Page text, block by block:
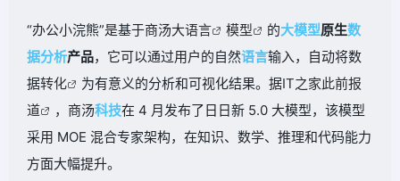
“办公小浣熊”是基于商汤大语言 模型 的大模型原生数
据分析产品，它可以通过用户的自然语言输入，自动将数
据转化 为有意义的分析和可视化结果。据IT之家此前报
道
，商汤科技在 4 月发布了日日新 5.0 大模型，该模型
采用 MOE 混合专家架构，在知识、数学、推理和代码能力
方面大幅提升。